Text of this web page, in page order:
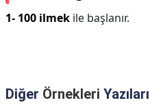
1- 100 ilmek ile başlanır.
Diğer Örnekleri Yazıları